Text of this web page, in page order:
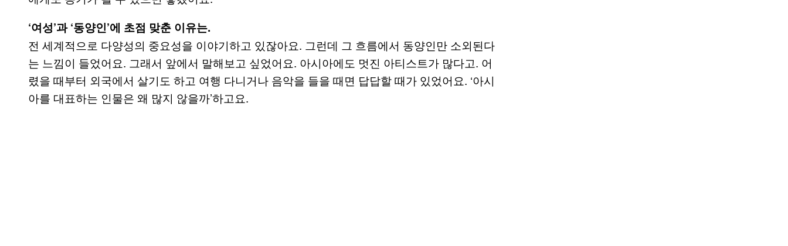
‘여성’과 ‘동양인’에 초점 맞춘 이유는.
전 세계적으로 다양성의 중요성을 이야기하고 있잖아요. 그런데 그 흐름에서 동양인만 소외된다
는 느낌이 들었어요. 그래서 앞에서 말해보고 싶었어요. 아시아에도 멋진 아티스트가 많다고. 어
렸을 때부터 외국에서 살기도 하고 여행 다니거나 음악을 들을 때면 답답할 때가 있었어요. ‘아시
아를 대표하는 인물은 왜 많지 않을까’하고요.